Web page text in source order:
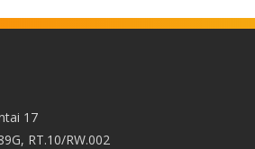
17
RT.10/RW.002